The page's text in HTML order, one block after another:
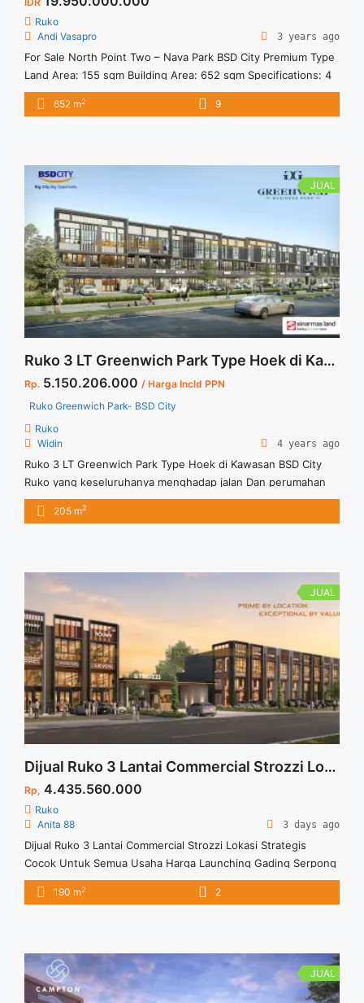
Ruko
Andi Vasapro
3 years ago
For Sale North Point Two – Nava Park BSD City Premium Type
Land Area: 155 sqm Building Area: 652 sqm Specifications: 4
Levels + 1 Basement 4 Meters Ceilings for Ground & First
Floor 3 Meters Ceilings for Second & Third Floor Pantry and
CITY" class="read-more"
href="https://vasapro.com/property/north-point-two-nava-
park-bsd-city/" aria-label="Read more about NORTH POINT
TWO – NAVA PARK BSD CITY">Read more</a>
652 m2 9
JUAL
Ruko 3 LT Greenwich Park Type Hoek di Kawasan BSD City
Rp. 5.150.206.000 / Harga Incld PPN
Ruko Greenwich Park- BSD City
Ruko
Widin
4 years ago
Ruko 3 LT Greenwich Park Type Hoek di Kawasan BSD City
Ruko yang keseluruhanya menghadap jalan Dan perumahan
mewah disekelilingnya Dimensi 6 x 13
205 m2
JUAL
Dijual Ruko 3 Lantai Commercial Strozzi Lokasi Strategis Cocok Untuk Semua Usaha Harga Launching Gading Serpong
Rp, 4.435.560.000
Ruko
Anita 88
3 days ago
Dijual Ruko 3 Lantai Commercial Strozzi Lokasi Strategis
Cocok Untuk Semua Usaha Harga Launching Gading Serpong
Spesifikasi : Size LT : 80 M2 Size LB : 190 M2 Type : Corner 3
190 m2 2
JUAL